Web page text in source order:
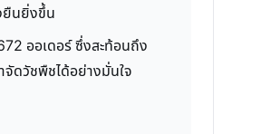
ยืนยิ่งขึ้น
ออเดอร์ ซึ่งสะท้อนถึง
ดวัชพืชได้อย่างมั่นใจ